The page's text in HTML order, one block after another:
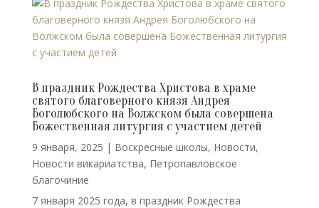
В праздник Рождества Христова в храме
святого благоверного князя Андрея
Боголюбского на Волжском была совершена
Божественная литургия с участием детей
9 января, 2025 | Воскресные школы, Новости,
Новости викариатства, Петропавловское
благочиние
7 января 2025 года, в праздник Рождества